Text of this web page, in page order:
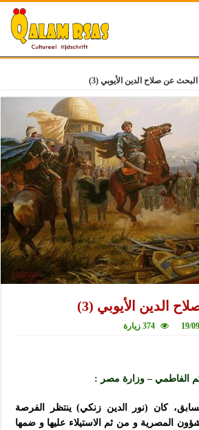
عن صلاح الدين الأيوبي (3)
الدين الأيوبي (3)
19/ 374 زيارة
الفاطمي – وزارة مصر :
كان (نور الدين زنكي) ينتظر الفرصة
المصرية و من ثم الاستيلاء عليها و ضمها